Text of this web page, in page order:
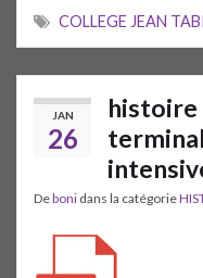
COLLEGE JEAN
JAN
26
histoire
Deboni dans la catégorie